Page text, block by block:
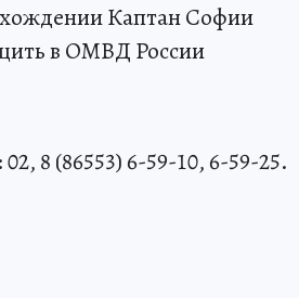
Каптан Софии
в ОМВД России
8 (86553) 6-59-10, 6-59-25.